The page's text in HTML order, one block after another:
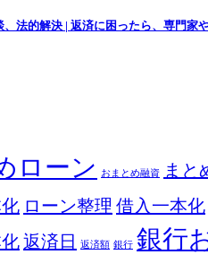
法的解決 | 返済に困ったら、専門家
ローン おまとめ融資 まと
ローン整理 借入一本化
返済日 返済額 銀行 銀行